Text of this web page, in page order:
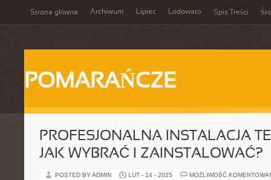
Strona główna Archiwum Lipiec Lodowato Spis Treści
POMARAŃCZE
PROFESJONALNA INSTALACJA
JAK WYBRAĆ I ZAINSTALOWAĆ?
POSTED BY ADMIN LUT - 14 - 2025 MOŻLIWOŚĆ